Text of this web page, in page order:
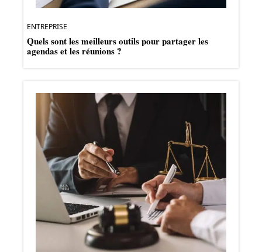
ENTREPRISE
Quels sont les meilleurs outils pour partager les
agendas et les réunions ?